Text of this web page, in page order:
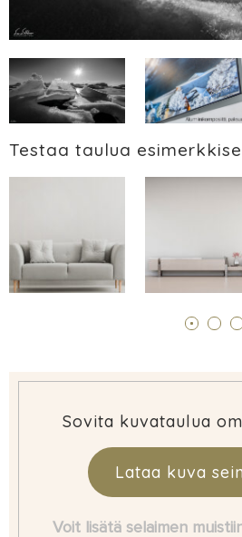
Testaa taulua
Sovita kuvataulua
Lataa kuva
Voit lisätä selaimen